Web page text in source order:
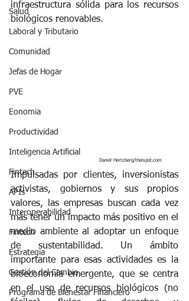
Salud
Laboral y Tributario
Comunidad
Jefas de Hogar
PVE
Eonomia
Productividad
Inteligencia Artificial
Fintech
APIs
Interoperabilidad
Fintech
Estrategia
Gestión del Cambio
Programa de Bienestar Financiero
infraestructura sólida para los recursos
biológicos renovables.
                                                  Daniel Hertzberg/theispot.com
Impulsadas por clientes, inversionistas
activistas, gobiernos y sus propios
valores, las empresas buscan cada vez
más tener un impacto más positivo en el
medio ambiente al adoptar un enfoque
de sustentabilidad. Un ámbito
importante para esas actividades es la
bioeconomía emergente, que se centra
en el uso de recursos biológicos (no